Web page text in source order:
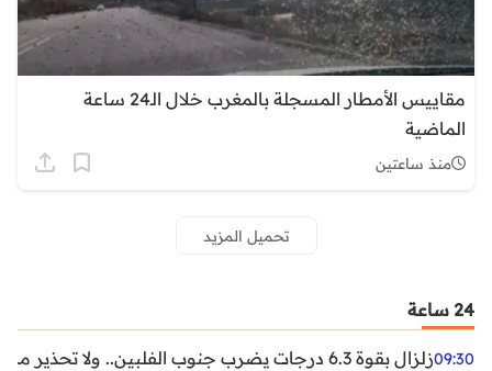
مقاييس الأمطار المسجلة بالمغرب خلال الـ24 ساعة
الماضية
منذ ساعتين
تحميل المزيد
24 ساعة
09:30زلزال بقوة 6.3 درجات يضرب جنوب الفلبين.. ولا تحذير من تسونامي حتى الآن